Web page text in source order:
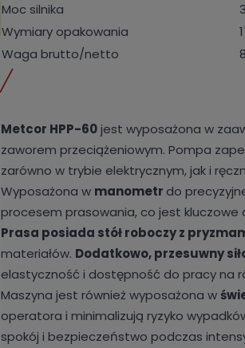
Moc silnika
Wymiary opakowania
Waga brutto/netto
Metcor HPP-60jest wyposażona w
zaworem przeciążeniowym. Pompa
zarówno w trybie elektrycznym, jak i
Wyposażona w manometr do
procesem prasowania, co jest kluczowe
Prasa posiada stół roboczy z
materiałów. Dodatkowo, przesuwny
elastyczność i dostępność do pracy na
Maszyna jest również wyposażona w
operatora i minimalizują ryzyko
spokój i bezpieczeństwo podczas